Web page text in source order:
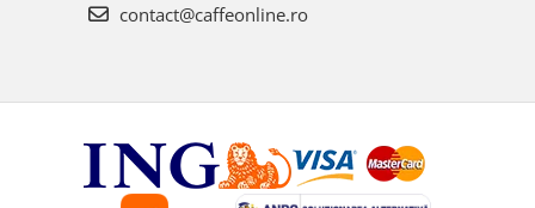
contact@caffeonline.ro